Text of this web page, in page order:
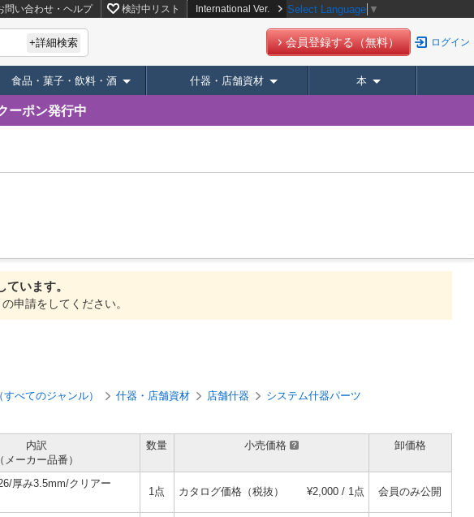
問い合わせ・ヘルプ 検討中リスト International Ver. Select Language ▼
+詳細検索 会員登録する（無料） ログイン
食品・菓子・飲料・酒 什器・店舗資材 本
ーポン発行中
ています。
申請をしてください。
すべてのジャンル） 什器・店舗資材 店舗什器 システム什器パーツ
内訳
（メーカー品番）
数量 小売価格 卸価格
厚み3.5mm/クリアー
1点 カタログ価格（税抜） ¥2,000 / 1点 会員のみ公開